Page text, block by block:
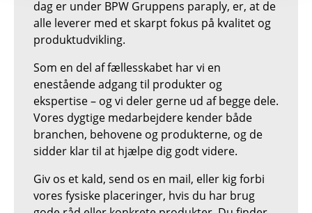
dag er under BPW Gruppens paraply, er, at de
alle leverer med et skarpt fokus på kvalitet og
produktudvikling.
Som en del af fællesskabet har vi en
enestående adgang til produkter og
ekspertise – og vi deler gerne ud af begge dele.
Vores dygtige medarbejdere kender både
branchen, behovene og produkterne, og de
sidder klar til at hjælpe dig godt videre.
Giv os et kald, send os en mail, eller kig forbi
vores fysiske placeringer, hvis du har brug